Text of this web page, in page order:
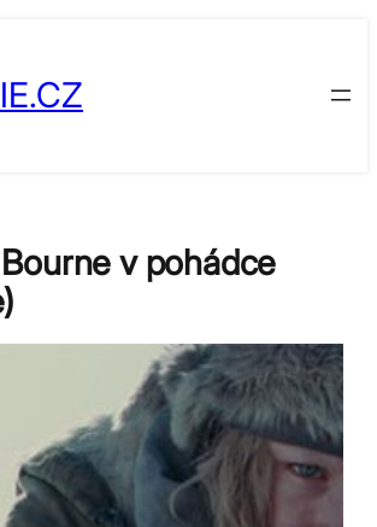
v pohádce